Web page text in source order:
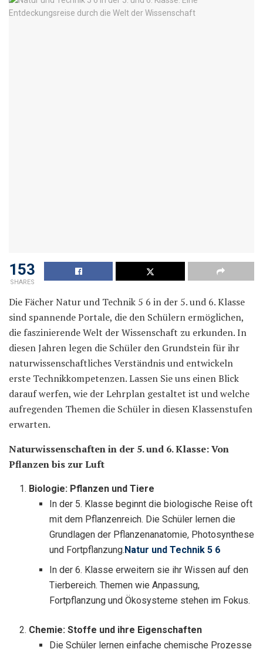
153
SHARES
Die Fächer Natur und Technik 5 6 in der 5. und 6. Klasse
sind spannende Portale, die den Schülern ermöglichen,
die faszinierende Welt der Wissenschaft zu erkunden. In
diesen Jahren legen die Schüler den Grundstein für ihr
naturwissenschaftliches Verständnis und entwickeln
erste Technikkompetenzen. Lassen Sie uns einen Blick
darauf werfen, wie der Lehrplan gestaltet ist und welche
aufregenden Themen die Schüler in diesen Klassenstufen
erwarten.
Naturwissenschaften in der 5. und 6. Klasse: Von
Pflanzen bis zur Luft
Biologie: Pflanzen und Tiere
In der 5. Klasse beginnt die biologische Reise oft
mit dem Pflanzenreich. Die Schüler lernen die
Grundlagen der Pflanzenanatomie, Photosynthese
und Fortpflanzung.Natur und Technik 5 6
In der 6. Klasse erweitern sie ihr Wissen auf den
Tierbereich. Themen wie Anpassung,
Fortpflanzung und Ökosysteme stehen im Fokus.
Chemie: Stoffe und ihre Eigenschaften
Die Schüler lernen einfache chemische Prozesse